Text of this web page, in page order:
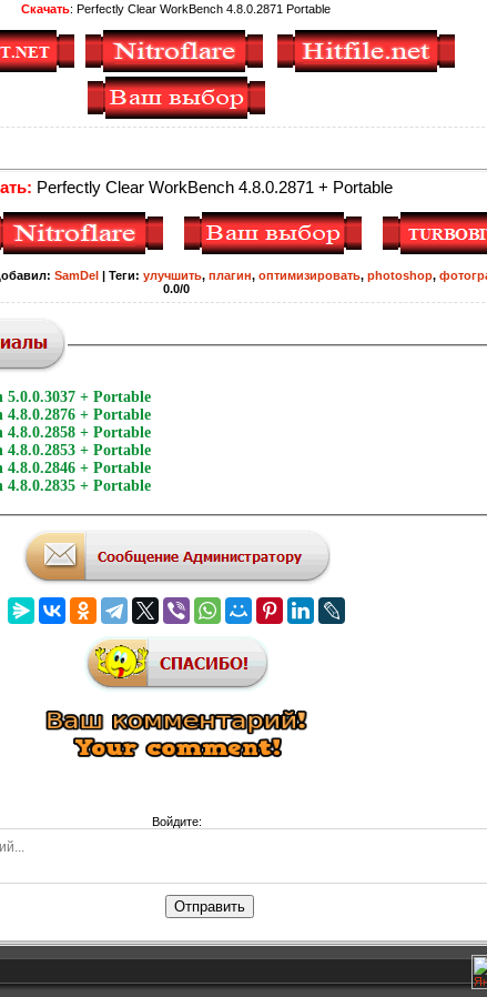
Скачать: Perfectly Clear WorkBench 4.8.0.2871 Portable
Perfectly Clear WorkBench 4.8.0.2871 + Portable
: SamDel Теги: улучшить, плагин, оптимизировать, photoshop,
0.0/0
+ Portable
+ Portable
+ Portable
+ Portable
+ Portable
+ Portable
Войдите:
Отправить